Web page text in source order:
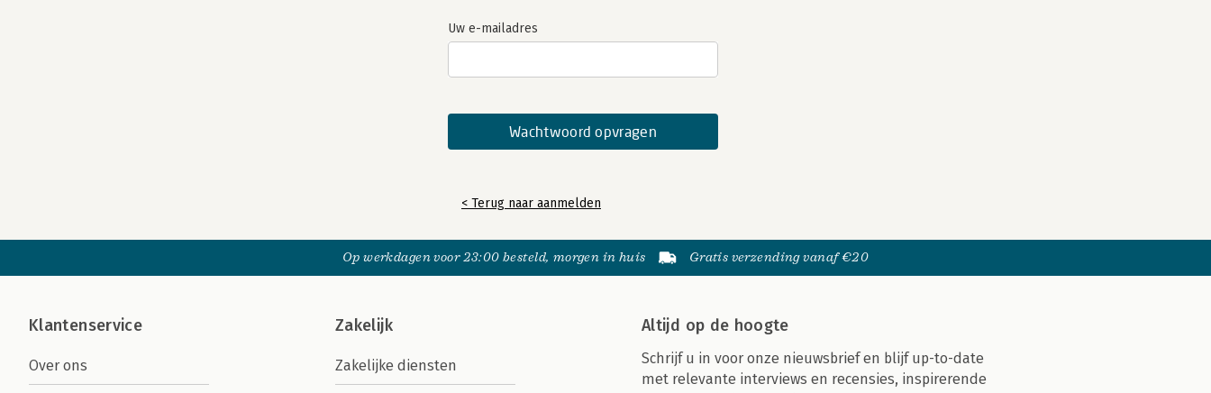
Uw e-mailadres
< Terug naar aanmelden
Op werkdagen voor 23:00 besteld, morgen in huis Gratis verzending vanaf €20
Klantenservice
Over ons
Zakelijk
Zakelijke diensten
Altijd op de hoogte
Schrijf u in voor onze nieuwsbrief en blijf up-to-date
met relevante interviews en recensies, inspirerende